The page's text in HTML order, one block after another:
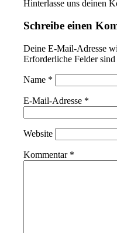
Hinterlasse uns deinen
Schreibe einen
Deine E-Mail-Adresse
Erforderliche Felder
Name *
E-Mail-Adresse *
Website
Kommentar *